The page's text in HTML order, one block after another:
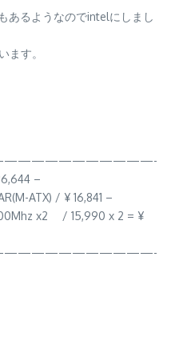
あるようなのでintelにしまし
ます。
–
ATX) / ¥ 16,841 –
x2 / 15,990 x 2 = ¥